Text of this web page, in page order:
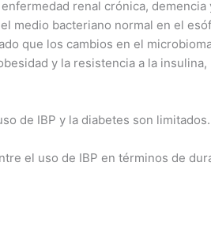
renal crónica, demencia
medio bacteriano normal en el
que los cambios en el
y la resistencia a la
de IBP y la diabetes son limitados.
el uso de IBP en términos de